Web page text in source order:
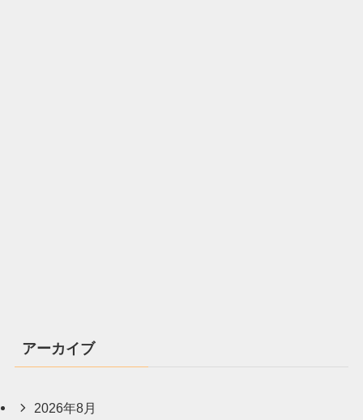
アーカイブ
2026年8月